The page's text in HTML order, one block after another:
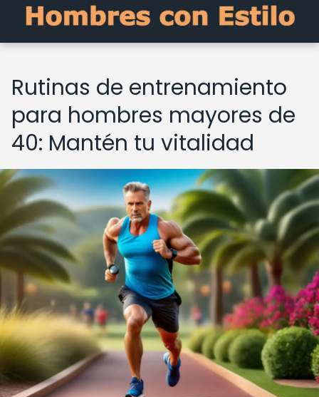
Rutinas de entrenamiento
para hombres mayores de
40: Mantén tu vitalidad